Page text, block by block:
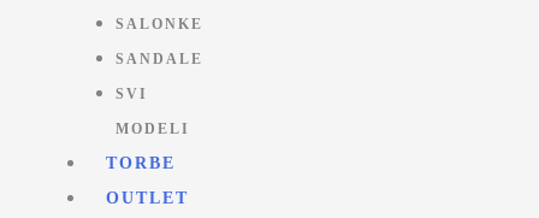
SALONKE
SANDALE
SVI
MODELI
TORBE
OUTLET